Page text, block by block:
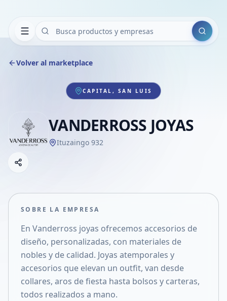
Buscar
Volver al marketplace
CAPITAL, SAN LUIS
VANDERROSS JOYAS
Ituzaingo 932
Compartir empresa
Compartir en X
SOBRE LA EMPRESA
En Vanderross joyas ofrecemos accesorios de
diseño, personalizadas, con materiales de
nobles y de calidad. Joyas atemporales y
accesorios que elevan un outfit, van desde
collares, aros de fiesta hasta bolsos y carteras,
todos realizados a mano.